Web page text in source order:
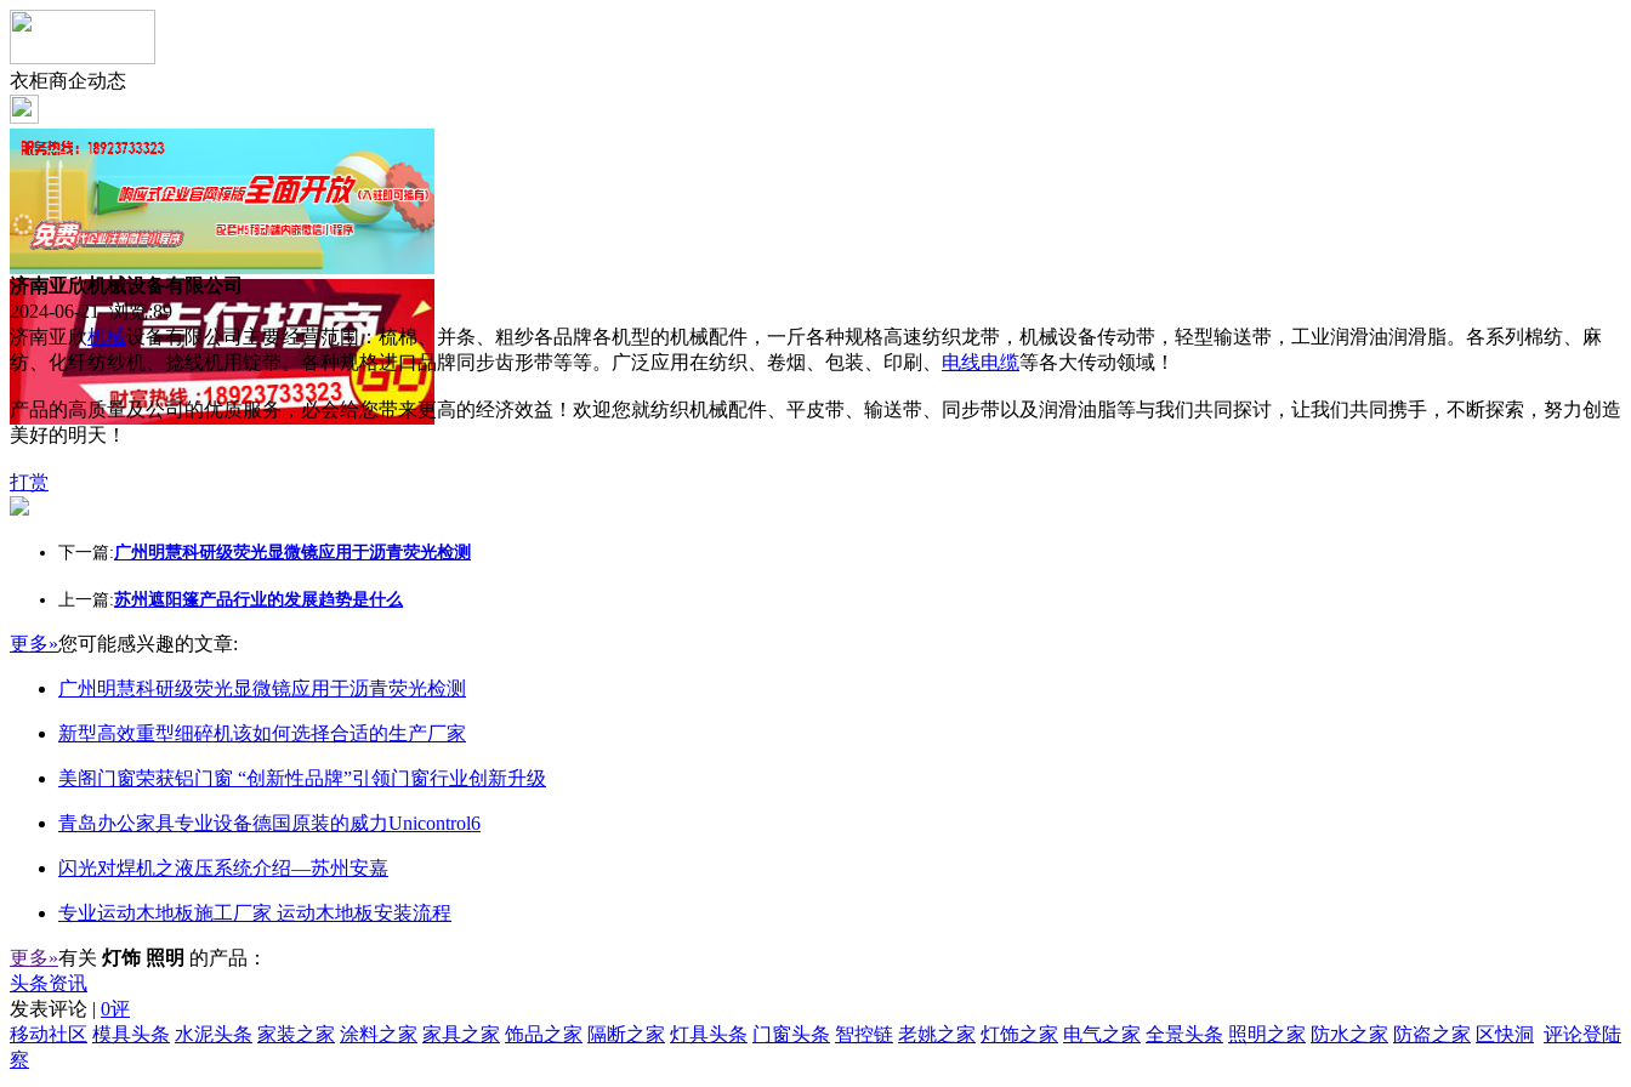
衣柜商企动态
济南亚欣机械设备有限公司
2024-06-21 浏览:89
济南亚欣机械设备有限公司主要经营范围：梳棉、并条、粗纱各品牌各机型的机械配件，一斤各种规格高速纺织龙带，机械设备传动带，轻型输送带，工业润滑油润滑脂。各系列棉纺、麻
纺、化纤纺纱机、捻线机用锭带。各种规格进口品牌同步齿形带等等。广泛应用在纺织、卷烟、包装、印刷、 电线电缆等各大传动领域！
产品的高质量及公司的优质服务，必会给您带来更高的经济效益！欢迎您就纺织机械配件、平皮带、输送带、同步带以及润滑油脂等与我们共同探讨，让我们共同携手，不断探索，努力创造
美好的明天！
打赏
下一篇:广州明慧科研级荧光显微镜应用于沥青荧光检测
上一篇:苏州遮阳篷产品行业的发展趋势是什么
更多»您可能感兴趣的文章:
广州明慧科研级荧光显微镜应用于沥青荧光检测
新型高效重型细碎机该如何选择合适的生产厂家
美阁门窗荣获铝门窗 “创新性品牌”引领门窗行业创新升级
青岛办公家具专业设备德国原装的威力Unicontrol6
闪光对焊机之液压系统介绍—苏州安嘉
专业运动木地板施工厂家 运动木地板安装流程
更多»有关 灯饰 照明 的产品：
头条资讯
发表评论 | 0评
评论登陆
移动社区 模具头条 水泥头条 家装之家 涂料之家 家具之家 饰品之家 隔断之家 灯具头条 门窗头条 智控链 老姚之家 灯饰之家 电气之家 全景头条 照明之家 防水之家 防盗之家 区快洞
察